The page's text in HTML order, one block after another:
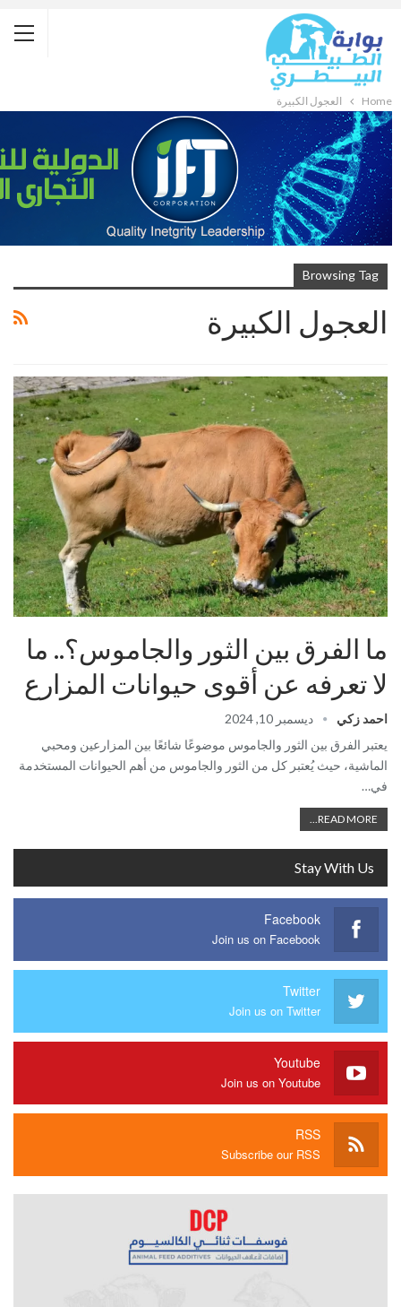
Home العجول الكبيرة
Browsing Tag
العجول الكبيرة
ما الفرق بين الثور والجاموس؟.. ما
لا تعرفه عن أقوى حيوانات المزارع
احمد زكي
ديسمبر 10, 2024
يعتبر الفرق بين الثور والجاموس موضوعًا شائعًا بين المزارعين ومحبي
الماشية، حيث يُعتبر كل من الثور والجاموس من أهم الحيوانات المستخدمة
في…
READ MORE...
Stay With Us
Facebook
Join us on Facebook
Twitter
Join us on Twitter
Youtube
Join us on Youtube
RSS
Subscribe our RSS